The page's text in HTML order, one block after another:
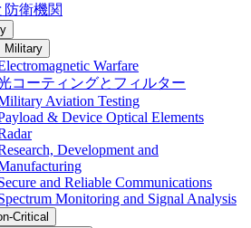
防衛機関
Military
Warfare
コーティングとフィルター
Aviation Testing
& Device Optical Elements
Development and
and Reliable Communications
Monitoring and Signal Analysis
Critical